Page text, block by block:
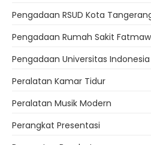
Pengadaan RSUD Kota
Pengadaan Rumah Sakit
Pengadaan Universitas Indonesia
Peralatan Kamar Tidur
Peralatan Musik Modern
Perangkat Presentasi